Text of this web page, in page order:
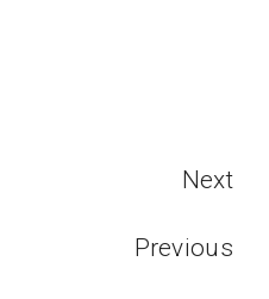
Next
Previous